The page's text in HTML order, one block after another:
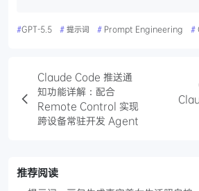
#GPT-5.5 # 提示词 # Prompt Engineering #
Claude Code 推送通
知功能详解：配合
Remote Control 实现
跨设备常驻开发 Agent
推荐阅读